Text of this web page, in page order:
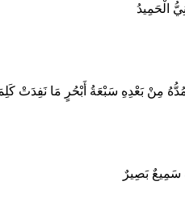
الْحَمِيدُ
مِنْ بَعْدِهِ سَبْعَةُ أَبْحُرٍ مَا نَفِدَتْ
سَمِيعٌ بَصِيرٌ